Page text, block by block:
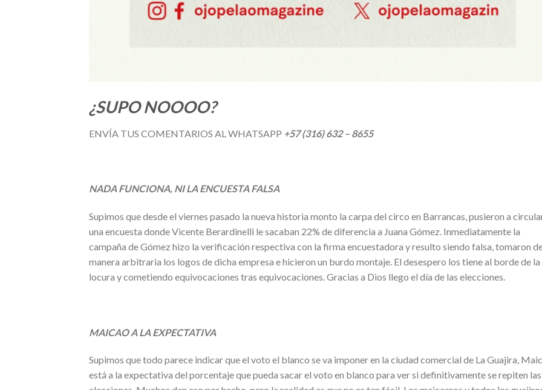
¿SUPO NOOOO?
ENVÍA TUS COMENTARIOS AL WHATSAPP +57 (316) 632 – 8655
NADA FUNCIONA, NI LA ENCUESTA FALSA
Supimos que desde el viernes pasado la nueva historia monto la carpa del circo en Barrancas, pusieron a
una encuesta donde Vicente Berardinelli le sacaban 22% de diferencia a Juana Gómez. Inmediatamente la
campaña de Gómez hizo la verificación respectiva con la firma encuestadora y resulto siendo falsa, tomaron
manera arbitraria los logos de dicha empresa e hicieron un burdo montaje. El desespero los tiene al borde de la
locura y cometiendo equivocaciones tras equivocaciones. Gracias a Dios llego el día de las elecciones.
MAICAO A LA EXPECTATIVA
Supimos que todo parece indicar que el voto el blanco se va imponer en la ciudad comercial de La Guajira,
está a la expectativa del porcentaje que pueda sacar el voto en blanco para ver si definitivamente se repiten las